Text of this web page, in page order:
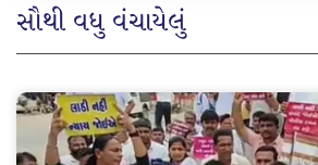
સૌથી વધુ વંચાયેલું